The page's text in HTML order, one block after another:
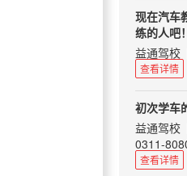
么做。虽
是如果你
较好。那
车排放标
口车的话
的。因此
准的汽车
醒：请广
看看自己
领先的学
帮您一分
睐。0311
项目失误
本都是可
驾考调整
驾校服务
校，看重
非常重要
庄凯达驾
优惠，服
务好，保
返程也做
斯，
天晚上我
试，我的
阳镇首创
钟左右。
态，行车
程为361
天的测试
路线来走
费咨询电
朋友所述
比较高的
格按照物
收费。如
“吃、拿
怠。
现在汽车
练的人吧！
益通驾校
0311-
亩，配备
设备。小
在机动车
其实对于
是对于汽
查看详情
初次学车
益通驾校
0311-
交通部门
查看详情